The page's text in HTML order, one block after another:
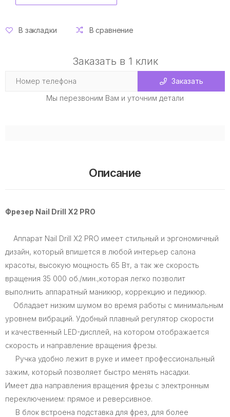
В закладки В сравнение
Заказать в 1 клик
Заказать
Мы перезвоним Вам и уточним детали
Описание
Фрезер Nail Drill X2 PRO
Аппарат Nail Drill X2 PRO имеет стильный и эргономичный
дизайн, который впишется в любой интерьер салона
красоты, высокую мощность 65 Вт, а так же скорость
вращения 35 000 об./мин.,которая легко позволит
выполнить аппаратный маникюр, коррекцию и педикюр.
Обладает низким шумом во время работы с минимальным
уровнем вибраций. Удобный плавный регулятор скорости
и качественный LED-дисплей, на котором отображается
скорость и направление вращения фрезы.
Ручка удобно лежит в руке и имеет профессиональный
зажим, который позволяет быстро менять насадки.
Имеет два направления вращения фрезы с электронным
переключением: прямое и реверсивное.
В блок встроена подставка для фрез, для более